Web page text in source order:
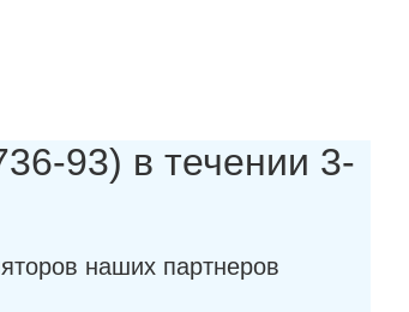
93) в течении 3-
наших партнеров